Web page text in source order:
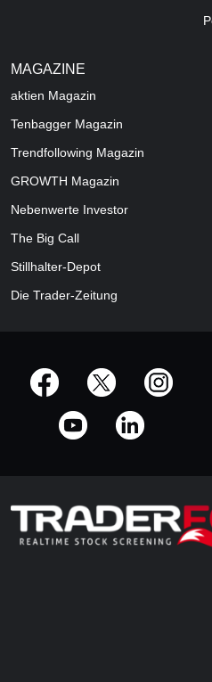
MAGAZINE
aktien Magazin
Tenbagger Magazin
Trendfollowing Magazin
GROWTH Magazin
Nebenwerte Investor
The Big Call
Stillhalter-Depot
Die Trader-Zeitung
offizielle Social Media-Accounts